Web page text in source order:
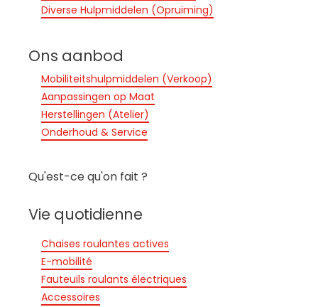
Diverse Hulpmiddelen (Opruiming)
Ons aanbod
Mobiliteitshulpmiddelen (Verkoop)
Aanpassingen op Maat
Herstellingen (Atelier)
Onderhoud & Service
Qu'est-ce qu'on fait ?
Vie quotidienne
Chaises roulantes actives
E-mobilité
Fauteuils roulants électriques
Accessoires